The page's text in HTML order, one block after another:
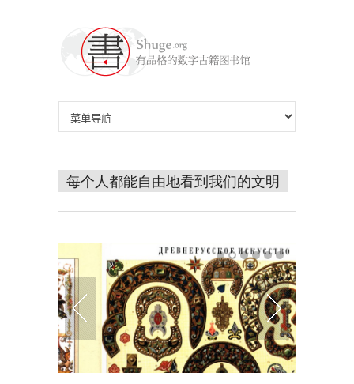
每个人都能自由地看到我们的文明